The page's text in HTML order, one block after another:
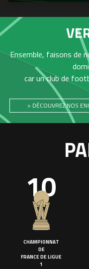
Ensemble, faisons de
car un club de
> DÉCOUVREZ NOS
10
CHAMPIONNAT
DE
FRANCE DE LIGUE
1